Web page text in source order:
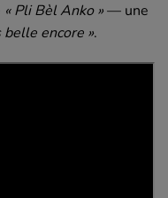
« Pli Bèl Anko »— une
belle encore ».